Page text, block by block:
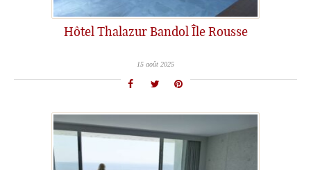
Hôtel Thalazur Bandol Île Rousse
15 août 2025